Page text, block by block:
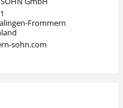
Frommern
sohn.com